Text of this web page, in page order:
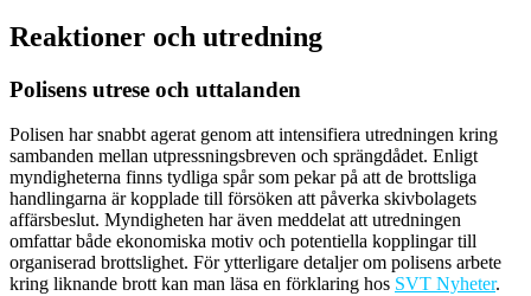
Reaktioner och utredning
Polisens utrese och uttalanden
Polisen har snabbt agerat genom att intensifiera utredningen kring
sambanden mellan utpressningsbreven och sprängdådet. Enligt
myndigheterna finns tydliga spår som pekar på att de brottsliga
handlingarna är kopplade till försöken att påverka skivbolagets
affärsbeslut. Myndigheten har även meddelat att utredningen
omfattar både ekonomiska motiv och potentiella kopplingar till
organiserad brottslighet. För ytterligare detaljer om polisens arbete
kring liknande brott kan man läsa en förklaring hos SVT Nyheter.